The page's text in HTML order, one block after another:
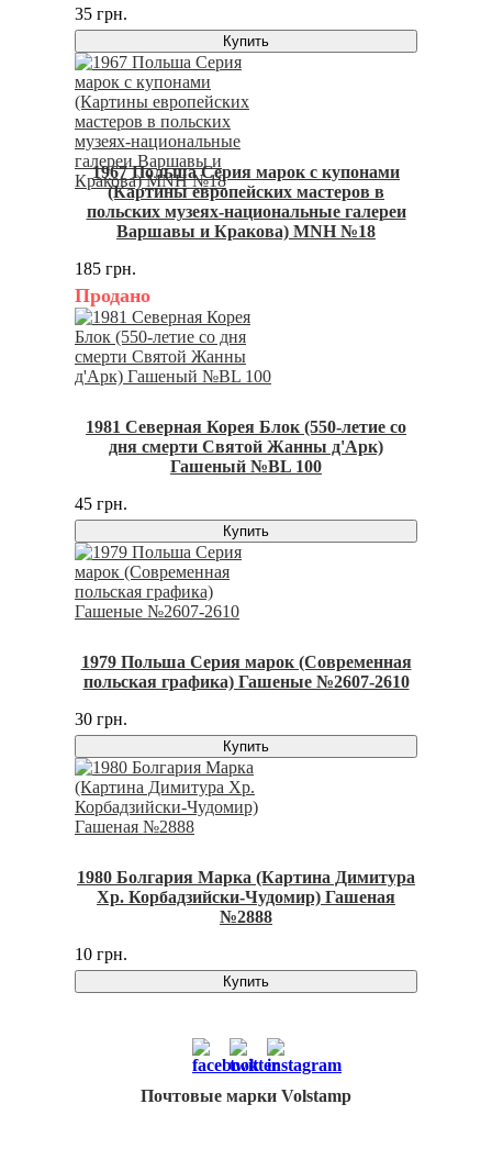
35 грн.
Купить
1967 Польша Серия марок с купонами
(Картины европейских мастеров в
польских музеях-национальные галереи
Варшавы и Кракова) MNH №18
185 грн.
Продано
1981 Северная Корея Блок (550-летие со
дня смерти Святой Жанны д'Арк)
Гашеный №BL 100
45 грн.
Купить
1979 Польша Серия марок (Современная
польская графика) Гашеные №2607-2610
30 грн.
Купить
1980 Болгария Марка (Картина Димитура
Хр. Корбадзийски-Чудомир) Гашеная
№2888
10 грн.
Купить
Почтовые марки Volstamp